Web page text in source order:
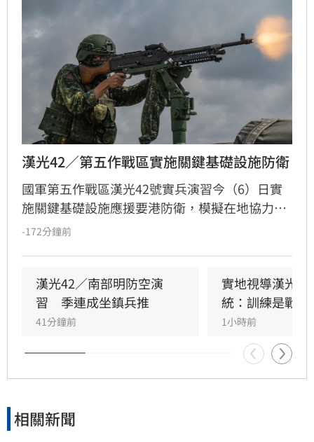
漢光42／第五作戰區實施關鍵基礎設施防衛
國軍第五作戰區漢光42號實兵演習今（6）日實
施關鍵基礎設施應援要港防衛，模擬在地協力者
襲擾港區重要設施，由港務警察先期應處，並依
力。
-172分鐘前
漢光42／南部明防空演
習　季連成坐鎮兵推
41分鐘前
實地視導漢光演
統：訓練是戰力
1小時前
相關新聞